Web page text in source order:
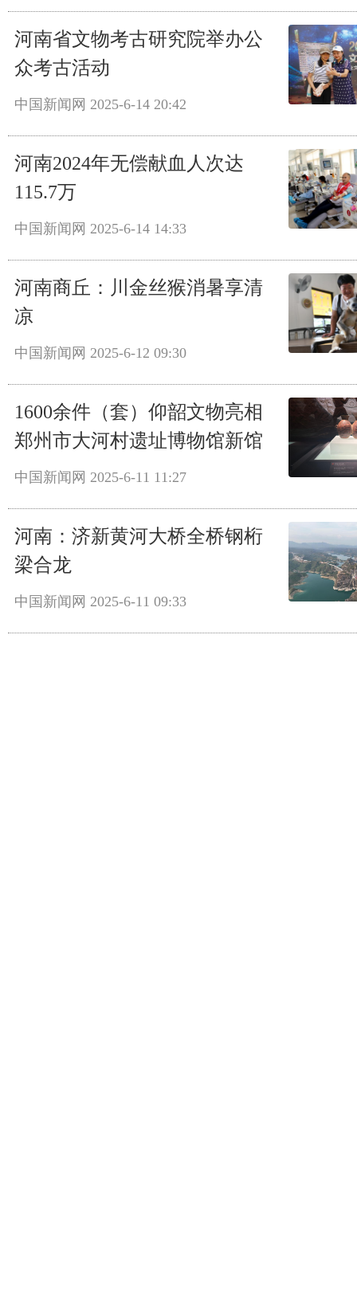
河南省文物考古研究院举办公
众考古活动
中国新闻网 2025-6-14 20:42
河南2024年无偿献血人次达
115.7万
中国新闻网 2025-6-14 14:33
河南商丘：川金丝猴消暑享清
凉
中国新闻网 2025-6-12 09:30
1600余件（套）仰韶文物亮相
郑州市大河村遗址博物馆新馆
中国新闻网 2025-6-11 11:27
河南：济新黄河大桥全桥钢桁
梁合龙
中国新闻网 2025-6-11 09:33